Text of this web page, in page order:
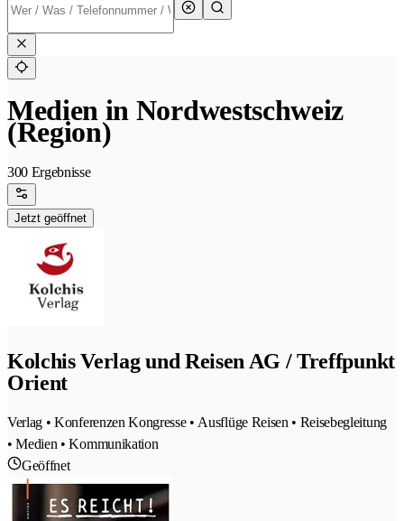
Medien in Nordwestschweiz
(Region)
300 Ergebnisse
Jetzt geöffnet
Kolchis Verlag und Reisen AG / Treffpunkt
Orient
Verlag • Konferenzen Kongresse • Ausflüge Reisen • Reisebegleitung
• Medien • Kommunikation
Geöffnet